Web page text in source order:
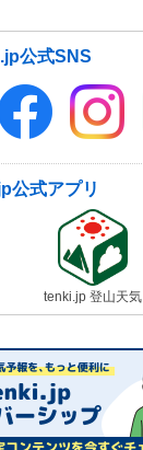
公式SNS
公式アプリ
tenki.jp 登山天気